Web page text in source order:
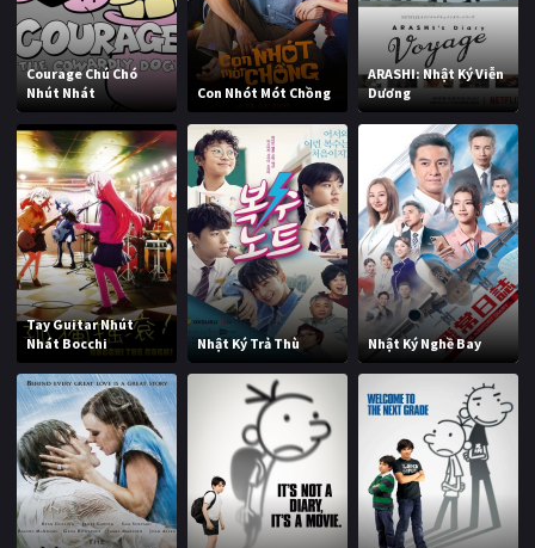
Courage Chú Chó
Nhút Nhát
Con Nhót Mót Chồng
ARASHI: Nhật Ký Viễn
Dương
Tay Guitar Nhút
Nhát Bocchi
Nhật Ký Trả Thù Nhật Ký Nghề Bay